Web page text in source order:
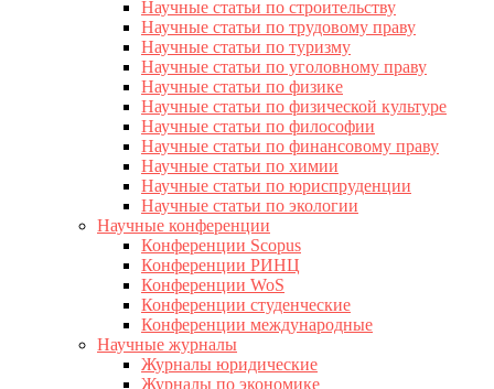
Научные статьи по строительству
Научные статьи по трудовому праву
Научные статьи по туризму
Научные статьи по уголовному праву
Научные статьи по физике
Научные статьи по физической культуре
Научные статьи по философии
Научные статьи по финансовому праву
Научные статьи по химии
Научные статьи по юриспруденции
Научные статьи по экологии
Научные конференции
Конференции Scopus
Конференции РИНЦ
Конференции WoS
Конференции студенческие
Конференции международные
Научные журналы
Журналы юридические
Журналы по экономике